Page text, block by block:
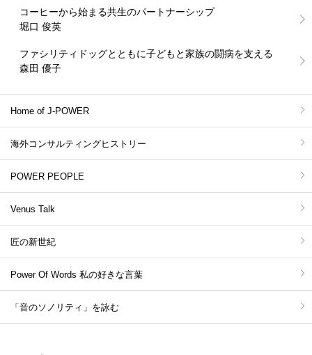
コーヒーから始まる共生のパートナーシップ
堀口 俊英
ファシリティドッグとともに子どもと家族の闘病を支える
森田 優子
Home of J-POWER
海外コンサルティングヒストリー
POWER PEOPLE
Venus Talk
匠の新世紀
Power Of Words 私の好きな言葉
「音のソノリティ」を詠む